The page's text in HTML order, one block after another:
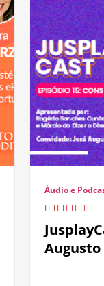
Áudio e
Augusto